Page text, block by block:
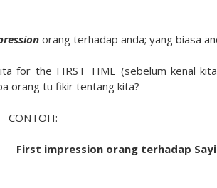
orang terhadap anda; yang biasa
for the FIRST TIME (sebelum kenal
orang tu fikir tentang kita?
CONTOH:
First impression orang terhadap